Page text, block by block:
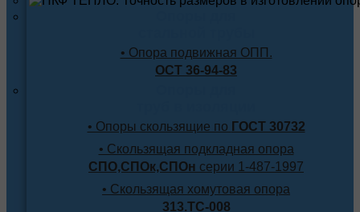
• Опора подвижная ОПП.
ОСТ 36-94-83
• Опоры скользящие по ГОСТ 30732
• Скользящая подкладная опора
СПО,СПОк,СПОн серии 1-487-1997
• Скользящая хомутовая опора
313.ТС-008